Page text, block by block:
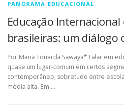
PANORAMA EDUCACIONAL
Educação Internacional
brasileiras: um diálogo
Por Maria Eduarda Sawaya* Falar em
quase um lugar-comum em certos
contemporâneo, sobretudo entre
média alta. Em …